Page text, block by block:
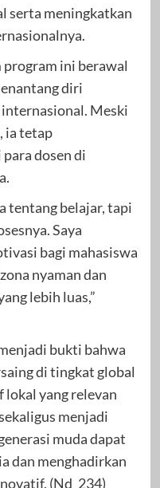
serta meningkatkan
ini berawal
diri
Meski
ia tetap
dosen di
tentang belajar, tapi
Saya
bagi mahasiswa
nyaman dan
lebih luas,”
bukti bahwa
di tingkat global
lokal yang relevan
menjadi
muda dapat
dan menghadirkan
(Nd_234)